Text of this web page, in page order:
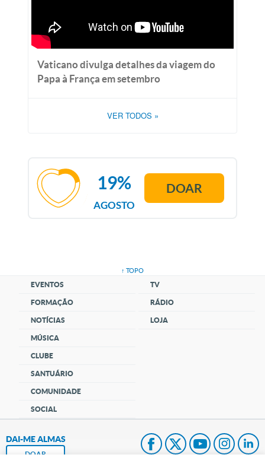
Vaticano divulga detalhes da viagem do
Papa à França em setembro
VER TODOS »
AGOSTO
19% DOAR
↑ TOPO
EVENTOS
FORMAÇÃO
NOTÍCIAS
MÚSICA
CLUBE
SANTUÁRIO
COMUNIDADE
SOCIAL
TV
RÁDIO
LOJA
DAI-ME ALMAS
DOAR